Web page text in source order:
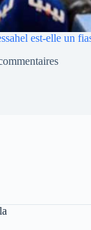
est-elle un